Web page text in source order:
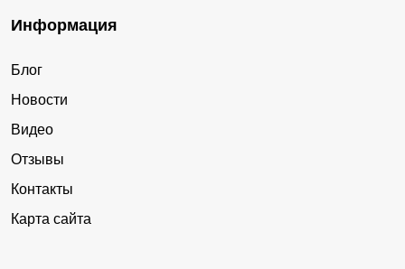
Информация
Блог
Новости
Видео
Отзывы
Контакты
Карта сайта